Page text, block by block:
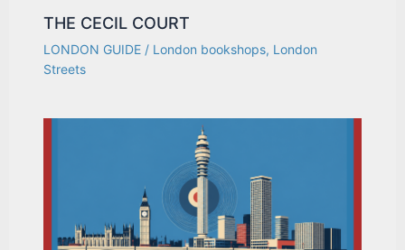
THE CECIL COURT
LONDON GUIDE / London bookshops, London
Streets